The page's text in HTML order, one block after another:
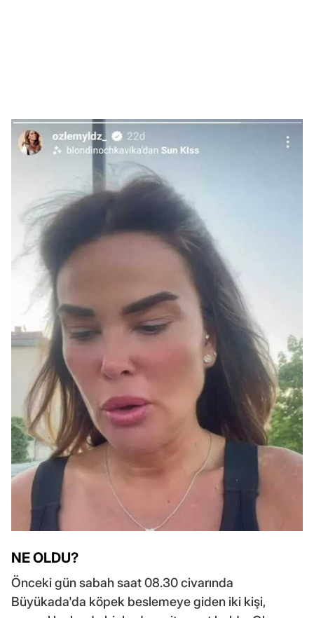
NE OLDU?
Önceki gün sabah saat 08.30 civarında
Büyükada'da köpek beslemeye giden iki kişi,